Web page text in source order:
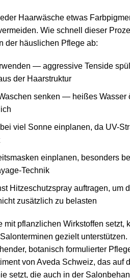
Haarwäsche etwas
Wie schnell dieser
der häuslichen Pflege ab:
— aggressive Tenside
der Haarstruktur
senken — heißes Wasser
viel Sonne einplanen, da UV-
einplanen, besonders
Technik
Hitzeschutzspray auftragen, um
zusätzlich zu belasten
mit pflanzlichen Wirkstoffen setzt,
gezielt unterstützen.
botanisch formulierter
von Aveda Schweiz, das auf
setzt, die auch in der